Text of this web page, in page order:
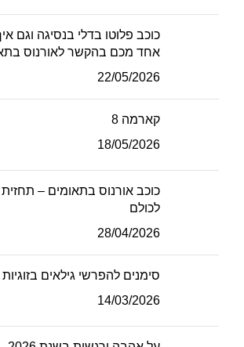
כוכב פלוטו בדלי בנסיגה וגם
אחד מכם בהקשר לאורנוס
22/05/2026
קארמה 8
18/05/2026
לכולם
28/04/2026
סימנים להפרשי גילאים בזוגיות
14/03/2026